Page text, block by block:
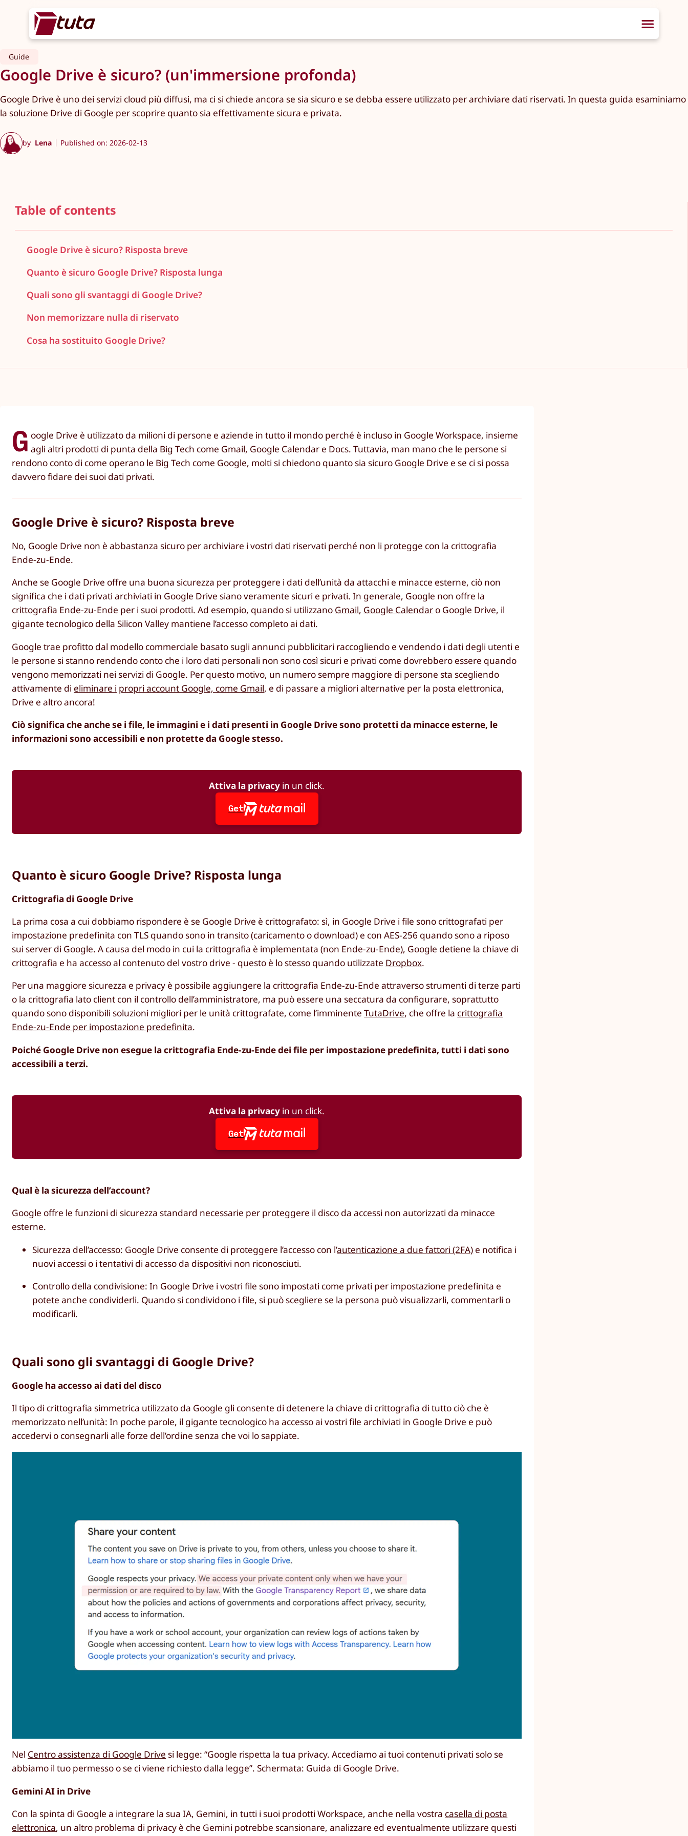
Guide
Google Drive è sicuro? (un'immersione profonda)
Google Drive è uno dei servizi cloud più diffusi, ma ci si chiede ancora se sia sicuro e se debba essere utilizzato per archiviare dati riservati. In questa guida esaminiamo
la soluzione Drive di Google per scoprire quanto sia effettivamente sicura e privata.
by Lena Published on: 2026-02-13
Table of contents
Google Drive è sicuro? Risposta breve
Quanto è sicuro Google Drive? Risposta lunga
Quali sono gli svantaggi di Google Drive?
Non memorizzare nulla di riservato
Cosa ha sostituito Google Drive?
G oogle Drive è utilizzato da milioni di persone e aziende in tutto il mondo perché è incluso in Google Workspace, insieme
agli altri prodotti di punta della Big Tech come Gmail, Google Calendar e Docs. Tuttavia, man mano che le persone si
rendono conto di come operano le Big Tech come Google, molti si chiedono quanto sia sicuro Google Drive e se ci si possa
davvero fidare dei suoi dati privati.
Google Drive è sicuro? Risposta breve
No, Google Drive non è abbastanza sicuro per archiviare i vostri dati riservati perché non li protegge con la crittografia
Ende-zu-Ende.
Anche se Google Drive offre una buona sicurezza per proteggere i dati dell’unità da attacchi e minacce esterne, ciò non
significa che i dati privati archiviati in Google Drive siano veramente sicuri e privati. In generale, Google non offre la
crittografia Ende-zu-Ende per i suoi prodotti. Ad esempio, quando si utilizzano Gmail, Google Calendar o Google Drive, il
gigante tecnologico della Silicon Valley mantiene l’accesso completo ai dati.
Google trae profitto dal modello commerciale basato sugli annunci pubblicitari raccogliendo e vendendo i dati degli utenti e
le persone si stanno rendendo conto che i loro dati personali non sono così sicuri e privati come dovrebbero essere quando
vengono memorizzati nei servizi di Google. Per questo motivo, un numero sempre maggiore di persone sta scegliendo
attivamente di eliminare i propri account Google, come Gmail, e di passare a migliori alternative per la posta elettronica,
Drive e altro ancora!
Ciò significa che anche se i file, le immagini e i dati presenti in Google Drive sono protetti da minacce esterne, le
informazioni sono accessibili e non protette da Google stesso.
Attiva la privacy in un click.
Get
Quanto è sicuro Google Drive? Risposta lunga
Crittografia di Google Drive
La prima cosa a cui dobbiamo rispondere è se Google Drive è crittografato: sì, in Google Drive i file sono crittografati per
impostazione predefinita con TLS quando sono in transito (caricamento o download) e con AES-256 quando sono a riposo
sui server di Google. A causa del modo in cui la crittografia è implementata (non Ende-zu-Ende), Google detiene la chiave di
crittografia e ha accesso al contenuto del vostro drive - questo è lo stesso quando utilizzate Dropbox.
Per una maggiore sicurezza e privacy è possibile aggiungere la crittografia Ende-zu-Ende attraverso strumenti di terze parti
o la crittografia lato client con il controllo dell’amministratore, ma può essere una seccatura da configurare, soprattutto
quando sono disponibili soluzioni migliori per le unità crittografate, come l’imminenteTutaDrive, che offre la crittografia
Ende-zu-Ende per impostazione predefinita.
Poiché Google Drive non esegue la crittografia Ende-zu-Ende dei file per impostazione predefinita, tutti i dati sono
accessibili a terzi.
Attiva la privacy in un click.
Get
Qual è la sicurezza dell’account?
Google offre le funzioni di sicurezza standard necessarie per proteggere il disco da accessi non autorizzati da minacce
esterne.
Sicurezza dell’accesso: Google Drive consente di proteggere l’accesso con l’autenticazione a due fattori (2FA) e notifica i
nuovi accessi o i tentativi di accesso da dispositivi non riconosciuti.
Controllo della condivisione: In Google Drive i vostri file sono impostati come privati per impostazione predefinita e
potete anche condividerli. Quando si condividono i file, si può scegliere se la persona può visualizzarli, commentarli o
modificarli.
Quali sono gli svantaggi di Google Drive?
Google ha accesso ai dati del disco
Il tipo di crittografia simmetrica utilizzato da Google gli consente di detenere la chiave di crittografia di tutto ciò che è
memorizzato nell’unità: In poche parole, il gigante tecnologico ha accesso ai vostri file archiviati in Google Drive e può
accedervi o consegnarli alle forze dell’ordine senza che voi lo sappiate.
Nel Centro assistenza di Google Drive si legge: “Google rispetta la tua privacy. Accediamo ai tuoi contenuti privati solo se
abbiamo il tuo permesso o se ci viene richiesto dalla legge”. Schermata: Guida di Google Drive.
Gemini AI in Drive
Con la spinta di Google a integrare la sua IA, Gemini, in tutti i suoi prodotti Workspace, anche nella vostra casella di posta
elettronica, un altro problema di privacy è che Gemini potrebbe scansionare, analizzare ed eventualmente utilizzare questi